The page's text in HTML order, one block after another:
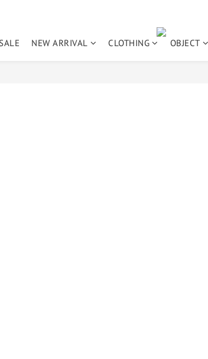
NEW ARRIVAL CLOTHING OBJECT